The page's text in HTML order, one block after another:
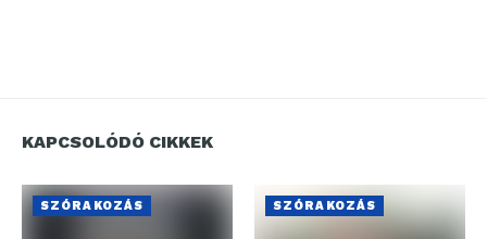
KAPCSOLÓDÓ CIKKEK
SZÓRAKOZÁS SZÓRAKOZÁS